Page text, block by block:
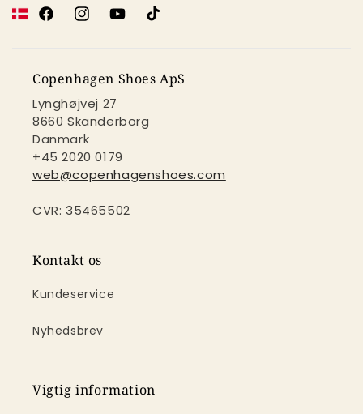
FacebookInstagramYouTubeTikTok
Copenhagen Shoes ApS
Lynghøjvej 27
8660 Skanderborg
Danmark
+45 2020 0179
web@copenhagenshoes.com
CVR: 35465502
Kontakt os
Kundeservice
Nyhedsbrev
Vigtig information